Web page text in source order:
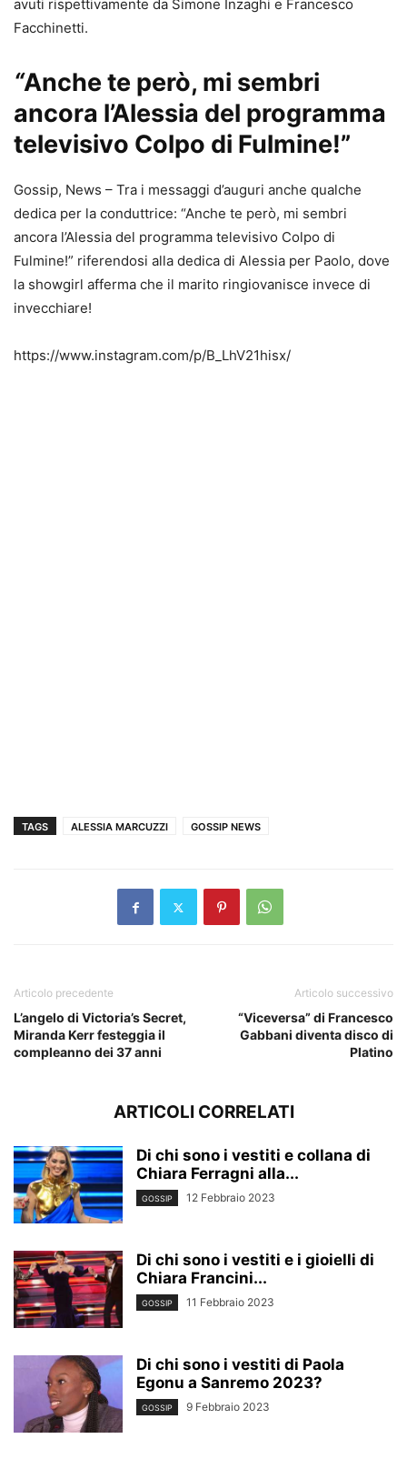
avuti rispettivamente da Simone Inzaghi e Francesco
Facchinetti.
“Anche te però, mi sembri
ancora l’Alessia del programma
televisivo Colpo di Fulmine!”
Gossip, News – Tra i messaggi d’auguri anche qualche
dedica per la conduttrice: “Anche te però, mi sembri
ancora l’Alessia del programma televisivo Colpo di
Fulmine!” riferendosi alla dedica di Alessia per Paolo, dove
la showgirl afferma che il marito ringiovanisce invece di
invecchiare!
https://www.instagram.com/p/B_LhV21hisx/
TAGS ALESSIA MARCUZZI GOSSIP NEWS
Articolo precedente
L’angelo di Victoria’s Secret,
Miranda Kerr festeggia il
compleanno dei 37 anni
Articolo successivo
“Viceversa” di Francesco
Gabbani diventa disco di
Platino
ARTICOLI CORRELATI
Di chi sono i vestiti e collana di
Chiara Ferragni alla...
GOSSIP 12 Febbraio 2023
Di chi sono i vestiti e i gioielli di
Chiara Francini...
GOSSIP 11 Febbraio 2023
Di chi sono i vestiti di Paola
Egonu a Sanremo 2023?
GOSSIP 9 Febbraio 2023